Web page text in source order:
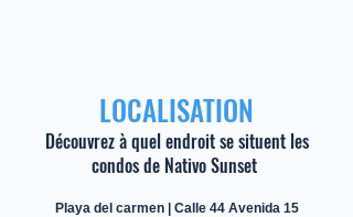
LOCALISATION
Découvrez à quel endroit se situent les
condos de Nativo Sunset
Playa del carmen | Calle 44 Avenida 15